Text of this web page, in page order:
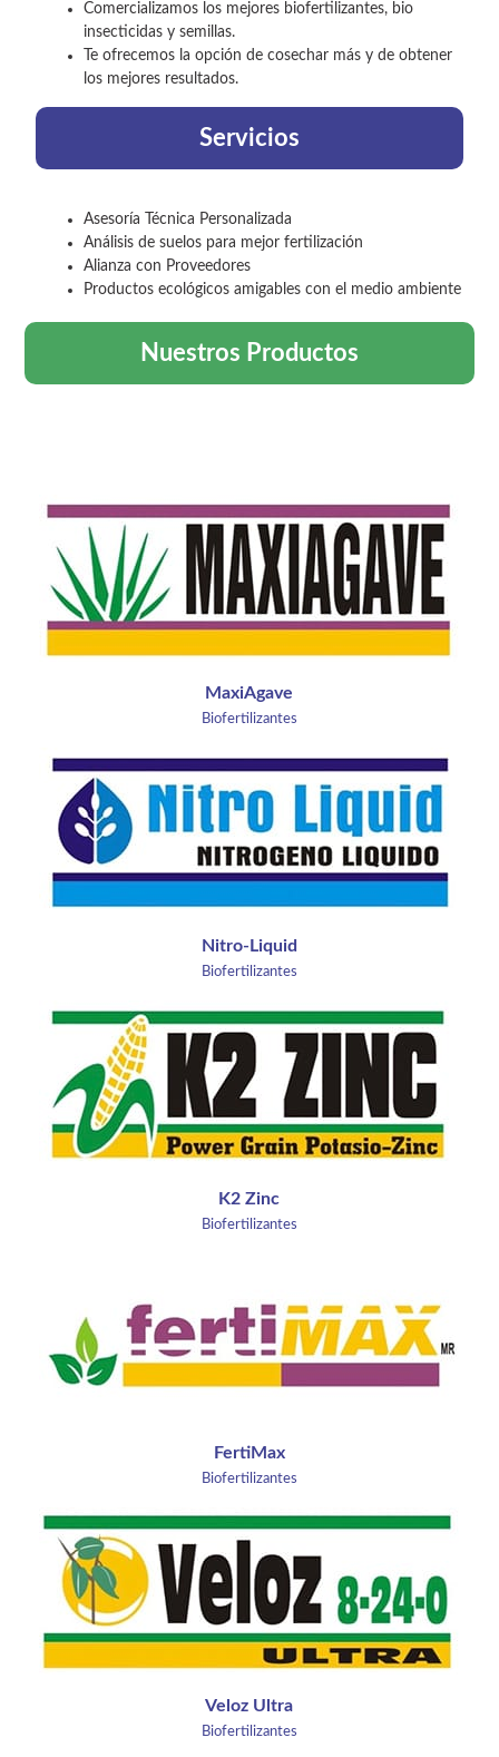
Comercializamos los mejores biofertilizantes, bio
insecticidas y semillas.
Te ofrecemos la opción de cosechar más y de obtener
los mejores resultados.
Servicios
Asesoría Técnica Personalizada
Análisis de suelos para mejor fertilización
Alianza con Proveedores
Productos ecológicos amigables con el medio ambiente
Nuestros Productos
MaxiAgave
Biofertilizantes
Nitro-Liquid
Biofertilizantes
K2 Zinc
Biofertilizantes
FertiMax
Biofertilizantes
Veloz Ultra
Biofertilizantes